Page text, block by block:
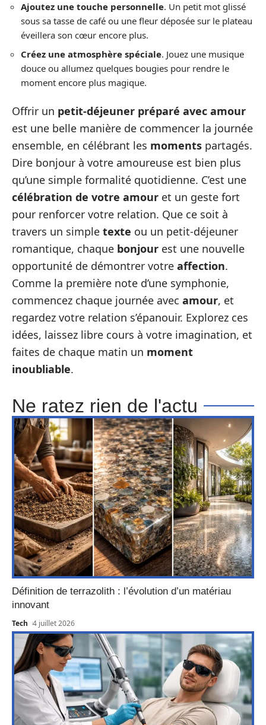
Ajoutez une touche personnelle. Un petit mot glissé
sous sa tasse de café ou une fleur déposée sur le plateau
éveillera son cœur encore plus.
Créez une atmosphère spéciale. Jouez une musique
douce ou allumez quelques bougies pour rendre le
moment encore plus magique.
Offrir un petit-déjeuner préparé avec amour
est une belle manière de commencer la journée
ensemble, en célébrant les moments partagés.
Dire bonjour à votre amoureuse est bien plus
qu’une simple formalité quotidienne. C’est une
célébration de votre amour et un geste fort
pour renforcer votre relation. Que ce soit à
travers un simple texte ou un petit-déjeuner
romantique, chaque bonjour est une nouvelle
opportunité de démontrer votre affection.
Comme la première note d’une symphonie,
commencez chaque journée avec amour, et
regardez votre relation s’épanouir. Explorez ces
idées, laissez libre cours à votre imagination, et
faites de chaque matin un moment
inoubliable.
Ne ratez rien de l'actu
Définition de terrazolith : l’évolution d’un matériau
innovant
Tech 4 juillet 2026